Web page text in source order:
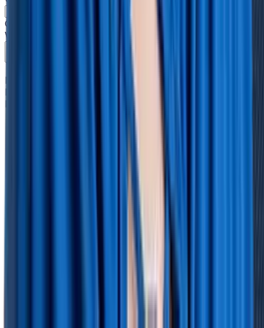
Geschäftliche E-Mail *
Wie können wir Sie unterstützen? *
HRlab nutzt die von Ihnen angegebenen Daten, um Sie
hinsichtlich relevanter Inhalte, Produkte und
Dienstleistungen zu kontaktieren.